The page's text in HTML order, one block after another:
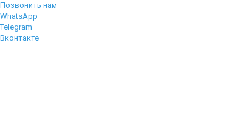
Позвонить нам
WhatsApp
Telegram
Вконтакте